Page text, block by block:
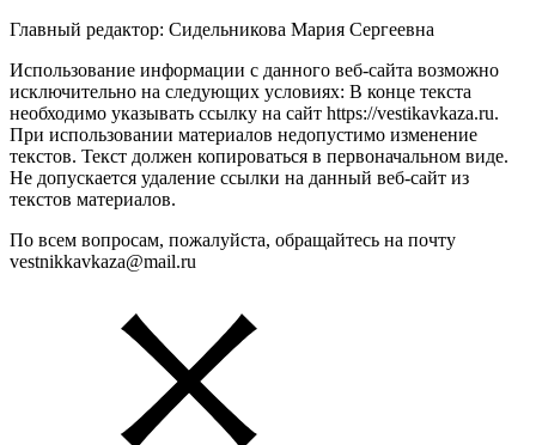
Главный редактор: Сидельникова Мария Сергеевна
Использование информации с данного веб-сайта возможно
исключительно на следующих условиях: В конце текста
необходимо указывать ссылку на сайт https://vestikavkaza.ru.
При использовании материалов недопустимо изменение
текстов. Текст должен копироваться в первоначальном виде.
Не допускается удаление ссылки на данный веб-сайт из
текстов материалов.
По всем вопросам, пожалуйста, обращайтесь на почту
vestnikkavkaza@mail.ru